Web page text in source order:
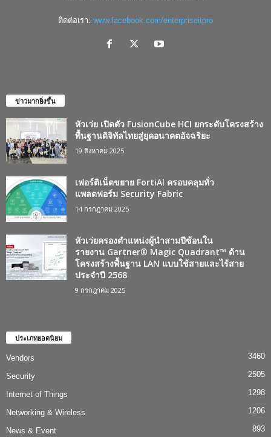
ติดต่อเรา: www.facebook.com/enterpriseitpro
ข่าวมากยิ่งขึ้น
หัวเว่ย เปิดตัว FusionCube HCI ยกระดับโครงสร้าง
พื้นฐานดิจิทัลไทยสู่ยุคอนาคตอัจฉริยะ
19 สิงหาคม 2025
เฟอร์ติเน็ตขยาย FortiAI ครอบคลุมทั่ว
แพลตฟอร์ม Security Fabric
14 กรกฎาคม 2025
หัวเว่ยครองตำแหน่งผู้นำสามปีซ้อนใน
รายงาน Gartner® Magic Quadrant™ ด้าน
โครงสร้างพื้นฐาน LAN แบบใช้สายและไร้สาย
ประจำปี 2568
9 กรกฎาคม 2025
ประเภทยอดนิยม
Vendors 3460
Security 2505
Internet of Things 1298
Networking & Wireless 1206
News & Event 893